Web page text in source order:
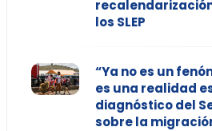
los SLEP
“Ya no es un
es una realidad
diagnóstico del
sobre la